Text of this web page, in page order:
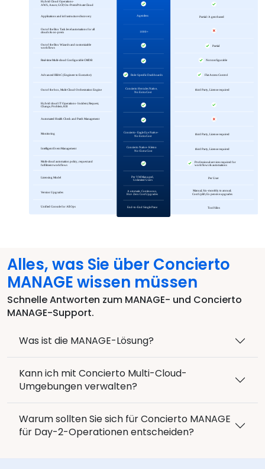
Alles, was Sie über Concierto
MANAGE wissen müssen
Schnelle Antworten zum MANAGE- und Concierto
MANAGE-Support.
Was ist die MANAGE-Lösung?
Kann ich mit Concierto Multi-Cloud-
Umgebungen verwalten?
Warum sollten Sie sich für Concierto MANAGE
für Day-2-Operationen entscheiden?